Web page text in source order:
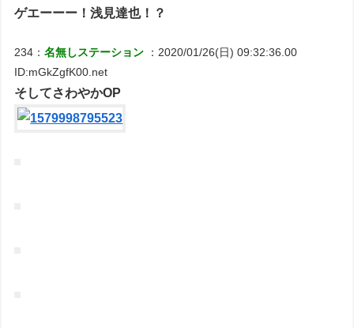
ゲエーーー！浅見達也！？
234：名無しステーション
：2020/01/26(日) 09:32:36.00
ID:mGkZgfK00.net
そしてさわやかOP